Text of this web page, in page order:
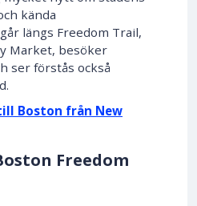
kända
längs Freedom Trail,
Market, besöker
ser förstås också
Boston från New
Freedom